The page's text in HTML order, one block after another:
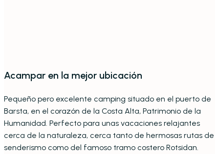
Acampar en la mejor ubicación
Pequeño pero excelente camping situado en el puerto de
Barsta, en el corazón de la Costa Alta, Patrimonio de la
Humanidad. Perfecto para unas vacaciones relajantes
cerca de la naturaleza, cerca tanto de hermosas rutas de
senderismo como del famoso tramo costero Rotsidan.